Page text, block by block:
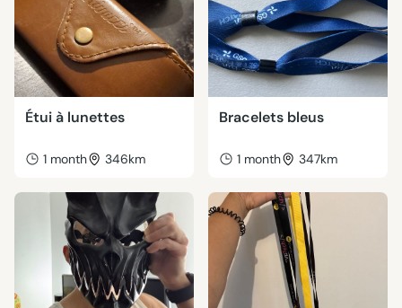
Étui à lunettes
1 month 346km
Bracelets bleus
1 month 347km